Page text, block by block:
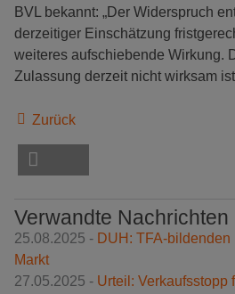
BVL bekannt: „Der Widerspruch
derzeitiger Einschätzung
weiteres aufschiebende Wirkung.
Zulassung derzeit nicht wirksam
Zurück
Verwandte Nachrichten
25.08.2025 - DUH: TFA-
Markt
27.05.2025 - Urteil: Verkaufsstopp